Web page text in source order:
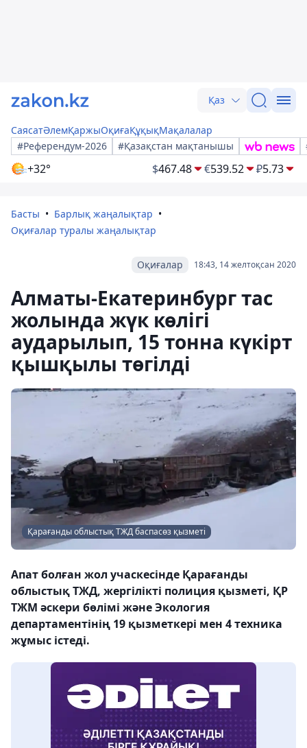
Қаз
СаясатӘлемҚаржыОқиғаҚұқықМақалалар
#Референдум-2026
#Қазақстан мақтанышы
+32° $467.48 €539.52 ₽5.73
Басты
Барлық жаңалықтар
Оқиғалар туралы жаңалықтар
18:43, 14 желтоқсан 2020
Оқиғалар
Алматы-Екатеринбург тас
жолында жүк көлігі
аударылып, 15 тонна күкірт
қышқылы төгілді
Қарағанды облыстық ТЖД баспасөз қызметі
Апат болған жол учаскесінде Қарағанды ​​
облыстық ТЖД, жергілікті полиция қызметі, ҚР
ТЖМ әскери бөлімі және Экология
департаментінің 19 қызметкері мен 4 техника
жұмыс істеді.